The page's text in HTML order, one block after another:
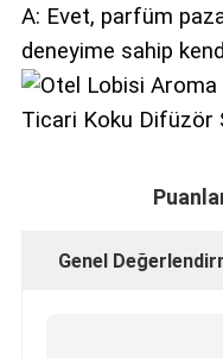
A: Evet, parfüm
deneyime sahip
Genel